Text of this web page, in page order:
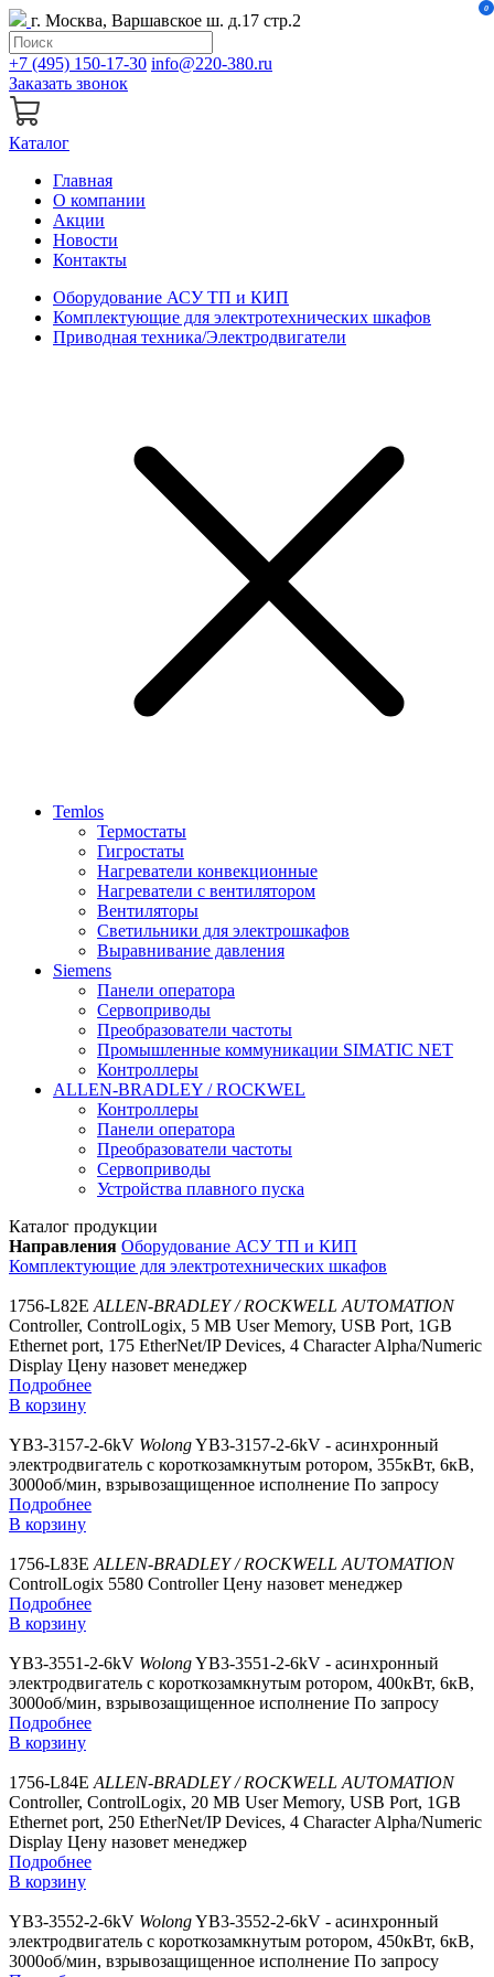
г. Москва, Варшавское ш. д.17 стр.2
+7 (495) 150-17-30 info@220-380.ru
Заказать звонок
0
Каталог
Главная
О компании
Акции
Новости
Контакты
Оборудование АСУ ТП и КИП
Комплектующие для электротехнических шкафов
Приводная техника/Электродвигатели
Temlos
Термостаты
Гигростаты
Нагреватели конвекционные
Нагреватели с вентилятором
Вентиляторы
Светильники для электрошкафов
Выравнивание давления
Siemens
Панели оператора
Сервоприводы
Преобразователи частоты
Промышленные коммуникации SIMATIC NET
Контроллеры
ALLEN-BRADLEY / ROCKWEL
Контроллеры
Панели оператора
Преобразователи частоты
Сервоприводы
Устройства плавного пуска
Каталог продукции
Направления Оборудование АСУ ТП и КИП
Комплектующие для электротехнических шкафов
1756-L82E ALLEN-BRADLEY / ROCKWELL AUTOMATION
Controller, ControlLogix, 5 MB User Memory, USB Port, 1GB
Ethernet port, 175 EtherNet/IP Devices, 4 Character Alpha/Numeric
Display Цену назовет менеджер
Подробнее
В корзину
YB3-3157-2-6kV WolongYB3-3157-2-6kV - асинхронный
электродвигатель с короткозамкнутым ротором, 355кВт, 6кВ,
3000об/мин, взрывозащищенное исполнение По запросу
Подробнее
В корзину
1756-L83E ALLEN-BRADLEY / ROCKWELL AUTOMATION
ControlLogix 5580 Controller Цену назовет менеджер
Подробнее
В корзину
YB3-3551-2-6kV WolongYB3-3551-2-6kV - асинхронный
электродвигатель с короткозамкнутым ротором, 400кВт, 6кВ,
3000об/мин, взрывозащищенное исполнение По запросу
Подробнее
В корзину
1756-L84E ALLEN-BRADLEY / ROCKWELL AUTOMATION
Controller, ControlLogix, 20 MB User Memory, USB Port, 1GB
Ethernet port, 250 EtherNet/IP Devices, 4 Character Alpha/Numeric
Display Цену назовет менеджер
Подробнее
В корзину
YB3-3552-2-6kV WolongYB3-3552-2-6kV - асинхронный
электродвигатель с короткозамкнутым ротором, 450кВт, 6кВ,
3000об/мин, взрывозащищенное исполнение По запросу